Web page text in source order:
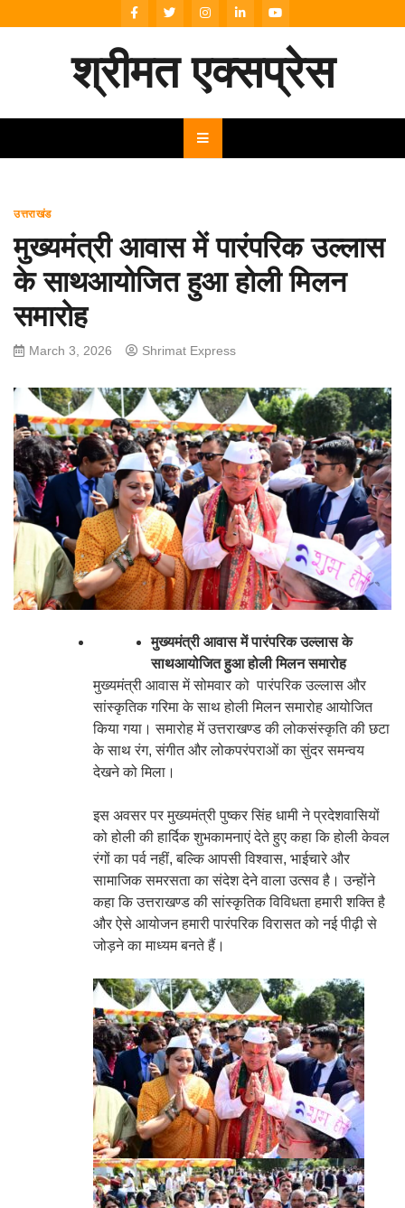
to
श्रीमत एक्सप्रेस
उत्तराखंड
मुख्यमंत्री आवास में पारंपरिक उल्लास
के साथआयोजित हुआ होली मिलन
समारोह
March 3, 2026 Shrimat Express
मुख्यमंत्री आवास में पारंपरिक उल्लास के
साथआयोजित हुआ होली मिलन समारोह
मुख्यमंत्री आवास में सोमवार को पारंपरिक उल्लास और
सांस्कृतिक गरिमा के साथ होली मिलन समारोह आयोजित
किया गया। समारोह में उत्तराखण्ड की लोकसंस्कृति की छटा
के साथ रंग, संगीत और लोकपरंपराओं का सुंदर समन्वय
देखने को मिला।
इस अवसर पर मुख्यमंत्री पुष्कर सिंह धामी ने प्रदेशवासियों
को होली की हार्दिक शुभकामनाएं देते हुए कहा कि होली केवल
रंगों का पर्व नहीं, बल्कि आपसी विश्वास, भाईचारे और
सामाजिक समरसता का संदेश देने वाला उत्सव है। उन्होंने
कहा कि उत्तराखण्ड की सांस्कृतिक विविधता हमारी शक्ति है
और ऐसे आयोजन हमारी पारंपरिक विरासत को नई पीढ़ी से
जोड़ने का माध्यम बनते हैं।